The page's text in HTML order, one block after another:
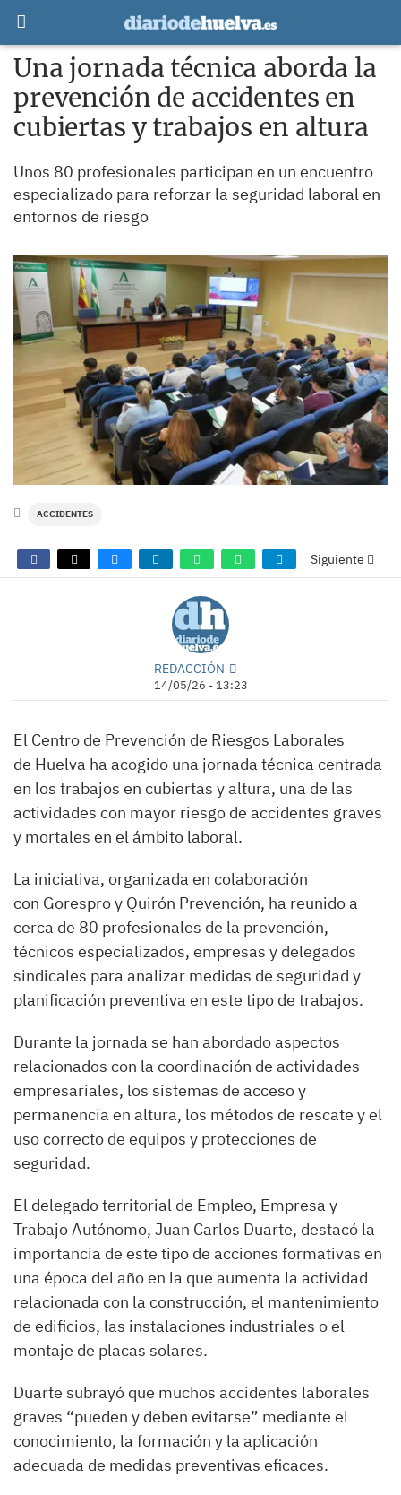
Una jornada técnica aborda la
prevención de accidentes en
cubiertas y trabajos en altura
Unos 80 profesionales participan en un encuentro
especializado para reforzar la seguridad laboral en
entornos de riesgo
ACCIDENTES
Siguiente
REDACCIÓN
14/05/26 - 13:23
El Centro de Prevención de Riesgos Laborales
de Huelva ha acogido una jornada técnica centrada
en los trabajos en cubiertas y altura, una de las
actividades con mayor riesgo de accidentes graves
y mortales en el ámbito laboral.
La iniciativa, organizada en colaboración
con Gorespro y Quirón Prevención, ha reunido a
cerca de 80 profesionales de la prevención,
técnicos especializados, empresas y delegados
sindicales para analizar medidas de seguridad y
planificación preventiva en este tipo de trabajos.
Durante la jornada se han abordado aspectos
relacionados con la coordinación de actividades
empresariales, los sistemas de acceso y
permanencia en altura, los métodos de rescate y el
uso correcto de equipos y protecciones de
seguridad.
El delegado territorial de Empleo, Empresa y
Trabajo Autónomo, Juan Carlos Duarte, destacó la
importancia de este tipo de acciones formativas en
una época del año en la que aumenta la actividad
relacionada con la construcción, el mantenimiento
de edificios, las instalaciones industriales o el
montaje de placas solares.
Duarte subrayó que muchos accidentes laborales
graves “pueden y deben evitarse” mediante el
conocimiento, la formación y la aplicación
adecuada de medidas preventivas eficaces.